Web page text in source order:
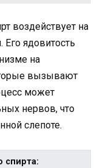
воздействует на
ядовитость
на
вызывают
может
нервов, что
слепоте.
спирта: